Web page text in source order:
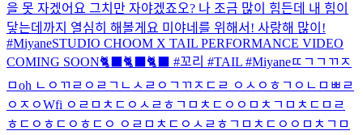
을 못 자겠어요 그치만 자야겠죠오? 나 조금 많이 힘든데 내 힘이
닿는데까지 열심히 해볼게요 미야네를 위해서! 사랑해 많이!
#MiyaneSTUDIO CHOOM X TAIL PERFORMANCE VIDEO
COMING SOON🐈‍⬛🐈‍⬛🐈‍⬛ #꼬리 #TAIL #Miyaneㄸㄱㄱㄲㅈ
ㅁoh ㄴㅇㄲㄹㅇㄹㄱㄴㅅㄹㅇㄱㄲㅈㄷㄹ ㅇㅅㅇㅎㄱㅇㄴㅁㅃㄹ
ㅇㅈㅇWfi ㅇㄹㅁㅊㄷㅇㅅㄹㅎㄱㅁㅊㄷㅇㅇㅁㅊㄱㅁㅊㄷㅁㄹ
ㅎㄷㅇㅎㄷㅇㅎㄷㅇ ㅇㄹㅁㅊㄷㅇㅅㄹㅎㄱㅁㅊㄷㅇㅇㅁㅊㄱㅁ